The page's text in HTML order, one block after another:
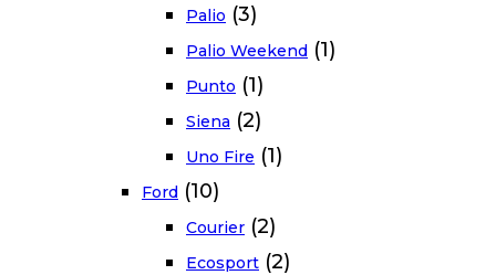
Palio (3)
Palio Weekend (1)
Punto (1)
Siena (2)
Uno Fire (1)
Ford (10)
Courier (2)
Ecosport (2)